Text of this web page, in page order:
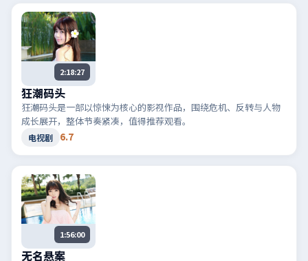
2:18:27
狂潮码头
狂潮码头是一部以惊悚为核心的影视作品，围绕危机、反转与人物
成长展开，整体节奏紧凑，值得推荐观看。
电视剧 6.7
1:56:00
无名悬案